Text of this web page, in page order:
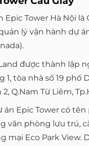
Epic Tower Hà Nội là
lý vận hành dự
được thành lập
tòa nhà số 19 phố
Q.Nam Từ Liêm,
Epic Tower có tên
văn phòng lưu trú,
mại Eco Park View.